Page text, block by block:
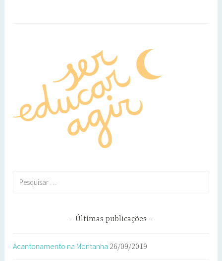
Últimas publicações
Acantonamento na Montanha 26/09/2019